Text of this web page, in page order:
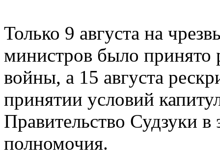
Только 9 августа на
министров было
войны, а 15 августа
принятии условий
Правительство Судзуки в
полномочия.